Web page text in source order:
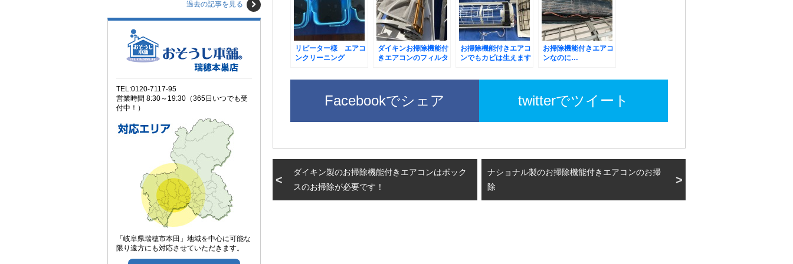
リピーター様 エアコ
ンクリーニング
ダイキンお掃除機能付
きエアコンのフィルタ
お掃除機能付きエアコ
ンでもカビは生えます
お掃除機能付きエアコ
ンなのに…
Facebookでシェア twitterでツイート
ダイキン製のお掃除機能付きエアコンはボック
スのお掃除が必要です！
ナショナル製のお掃除機能付きエアコンのお掃
除
過去の記事を見る
TEL:0120-7117-95
営業時間 8:30～19:30（365日いつでも受
付中！）
「岐阜県瑞穂市本田」地域を中心に可能な
限り遠方にも対応させていただきます。